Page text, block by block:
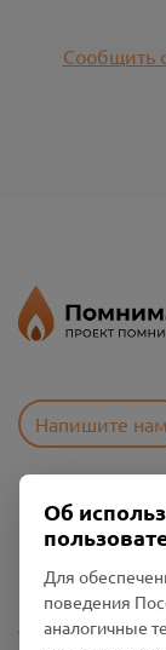
Сообщить
Напишите нам
Политика
Промо-материалы
Настройки cookies
Об
Для
поведения
аналогичные